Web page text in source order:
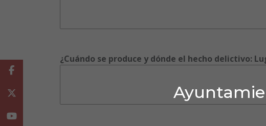
¿Cuándo se produce y dónde el hecho delictivo:
Facebook
Youtube